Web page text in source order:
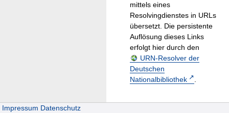
mittels eines
Resolvingdienstes in URLs
übersetzt. Die persistente
Auflösung dieses Links
erfolgt hier durch den
URN-Resolver der
Deutschen
Nationalbibliothek
.
Impressum Datenschutz